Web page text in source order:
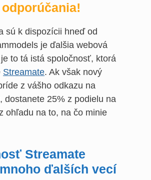
sú k dispozícii hneď od
je ďalšia webová
to tá istá spoločnosť, ktorá
Streamate. Ak však nový
z vášho odkazu na
dostanete 25% z podielu na
ohľadu na to, na čo minie
Streamate
ďalších vecí